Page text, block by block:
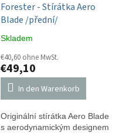
Forester - Stírátka Aero
Blade /přední/
Skladem
€40,60 ohne MwSt.
€49,10
In den Warenkorb
Originální stírátka Aero Blade
s aerodynamickým designem